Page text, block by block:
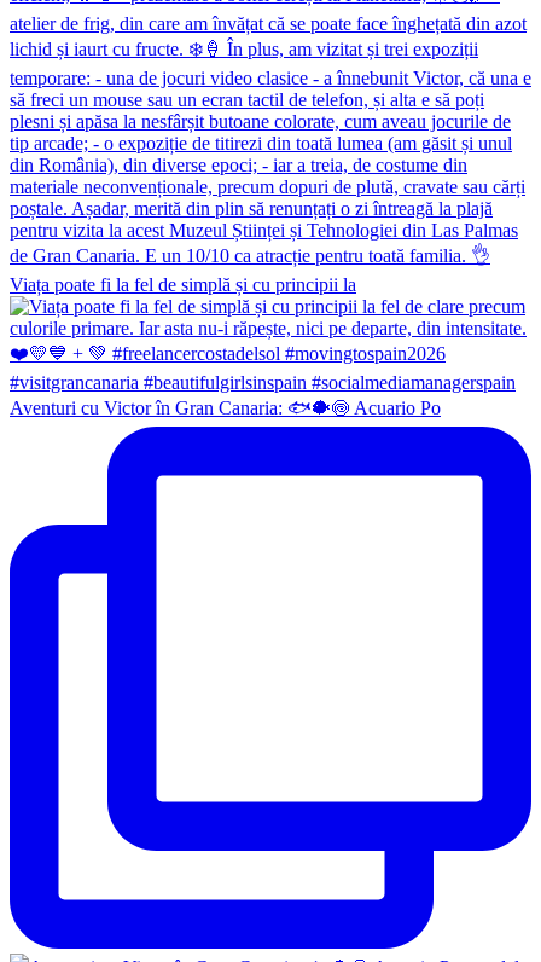
Viața poate fi la fel de simplă și cu principii la
Aventuri cu Victor în Gran Canaria: 🐟🐡🍥 Acuario Po